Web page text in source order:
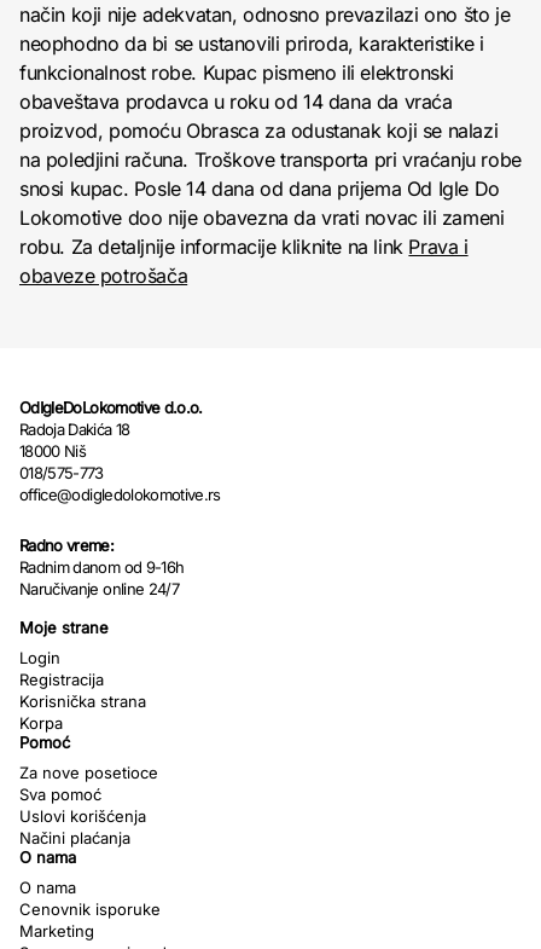
način koji nije adekvatan, odnosno prevazilazi ono što je
neophodno da bi se ustanovili priroda, karakteristike i
funkcionalnost robe. Kupac pismeno ili elektronski
obaveštava prodavca u roku od 14 dana da vraća
proizvod, pomoću Obrasca za odustanak koji se nalazi
na poledjini računa. Troškove transporta pri vraćanju robe
snosi kupac. Posle 14 dana od dana prijema Od Igle Do
Lokomotive doo nije obavezna da vrati novac ili zameni
robu. Za detaljnije informacije kliknite na link Prava i
obaveze potrošača
OdIgleDoLokomotive d.o.o.
Radoja Dakića 18
18000 Niš
018/575-773
office@odigledolokomotive.rs
Radno vreme:
Radnim danom od 9-16h
Naručivanje online 24/7
Moje strane
Login
Registracija
Korisnička strana
Korpa
Pomoć
Za nove posetioce
Sva pomoć
Uslovi korišćenja
Načini plaćanja
O nama
O nama
Cenovnik isporuke
Marketing